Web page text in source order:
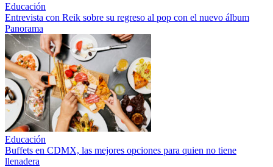
Educación
Entrevista con Reik sobre su regreso al pop con el nuevo álbum
Panorama
Educación
Buffets en CDMX, las mejores opciones para quien no tiene
llenadera